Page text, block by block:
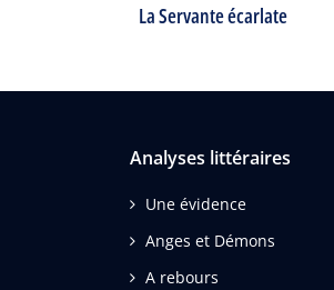
La Servante écarlate
Analyses littéraires
Une évidence
Anges et Démons
A rebours